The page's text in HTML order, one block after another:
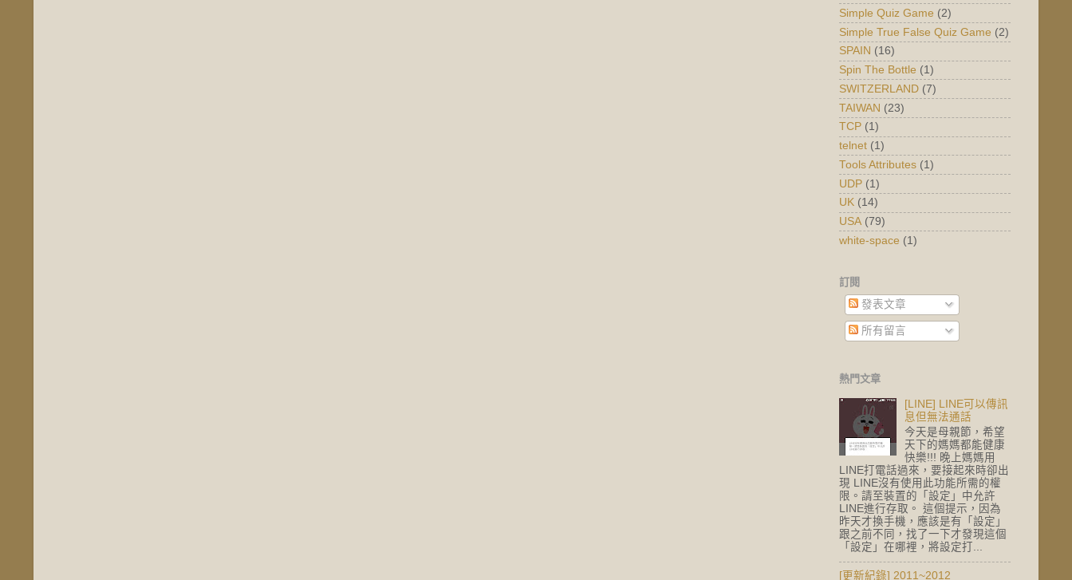
Simple Quiz Game (2)
Simple True False Quiz Game (2)
SPAIN (16)
Spin The Bottle (1)
SWITZERLAND (7)
TAIWAN (23)
TCP (1)
telnet (1)
Tools Attributes (1)
UDP (1)
UK (14)
USA (79)
white-space (1)
訂閱
發表文章
所有留言
熱門文章
[LINE] LINE可以傳訊
息但無法通話
今天是母親節，希望
天下的媽媽都能健康
快樂!!! 晚上媽媽用
LINE打電話過來，要接起來時卻出
現 LINE沒有使用此功能所需的權
限。請至裝置的「設定」中允許
LINE進行存取。 這個提示，因為
昨天才換手機，應該是有「設定」
跟之前不同，找了一下才發現這個
「設定」在哪裡，將設定打...
[更新紀錄] 2011~2012